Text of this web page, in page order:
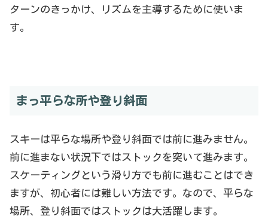
ターンのきっかけ、リズムを主導するために使いま
す。
まっ平らな所や登り斜面
スキーは平らな場所や登り斜面では前に進みません。
前に進まない状況下ではストックを突いて進みます。
スケーティングという滑り方でも前に進むことはでき
ますが、初心者には難しい方法です。なので、平らな
場所、登り斜面ではストックは大活躍します。